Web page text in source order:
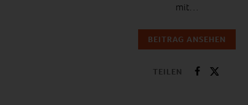
mit…
BEITRAG ANSEHEN
TEILEN